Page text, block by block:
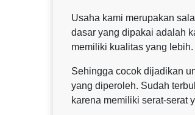
Usaha kami merupakan
dasar yang dipakai adalah
memiliki kualitas yang lebih.
Sehingga cocok dijadikan
yang diperoleh. Sudah
karena memiliki serat-serat